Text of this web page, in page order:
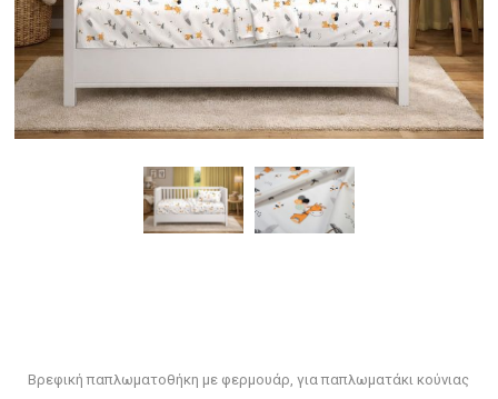
Βρεφική παπλωματοθήκη με φερμουάρ, για παπλωματάκι κούνιας